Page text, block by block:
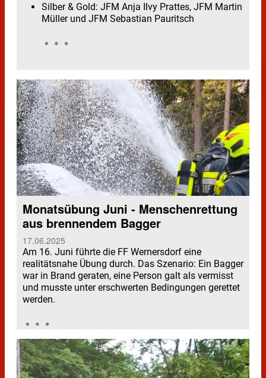
Silber & Gold: JFM Anja Ilvy Prattes, JFM Martin
Müller und JFM Sebastian Pauritsch
Monatsübung Juni - Menschenrettung
aus brennendem Bagger
17.06.2025
Am 16. Juni führte die FF Wernersdorf eine
realitätsnahe Übung durch. Das Szenario: Ein Bagger
war in Brand geraten, eine Person galt als vermisst
und musste unter erschwerten Bedingungen gerettet
werden.